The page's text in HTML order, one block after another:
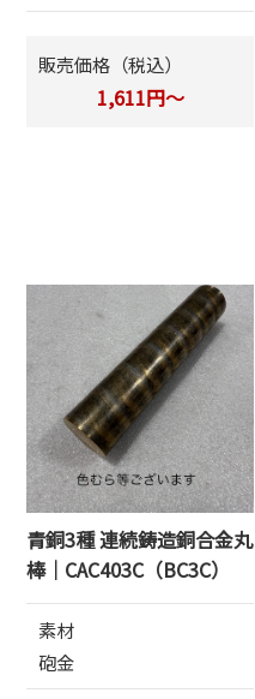
販売価格（税込）
1,611円～
青銅3種 連続鋳造銅合金丸
棒｜CAC403C（BC3C）
素材
砲金